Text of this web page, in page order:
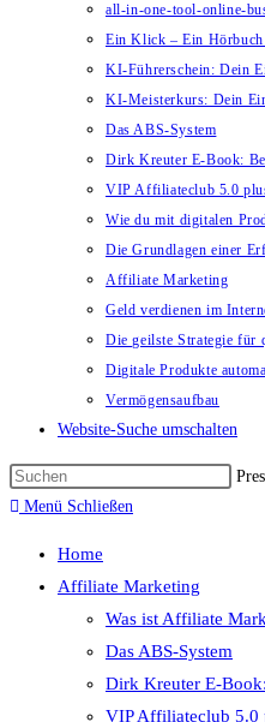
all-in-one-tool-online-
Ein Klick – Ein
KI-Führerschein: Dein
KI-Meisterkurs: Dein
Das ABS-System
Dirk Kreuter E-Book:
VIP Affiliateclub 5.0
Wie du mit digitalen
Die Grundlagen einer
Affiliate Marketing
Geld verdienen im
Die geilste Strategie für
Digitale Produkte
Vermögensaufbau
Website-Suche umschalten
Menü Schließen
Home
Affiliate Marketing
Was ist Affiliate
Das ABS-System
Dirk Kreuter E-
VIP Affiliateclub 5.0